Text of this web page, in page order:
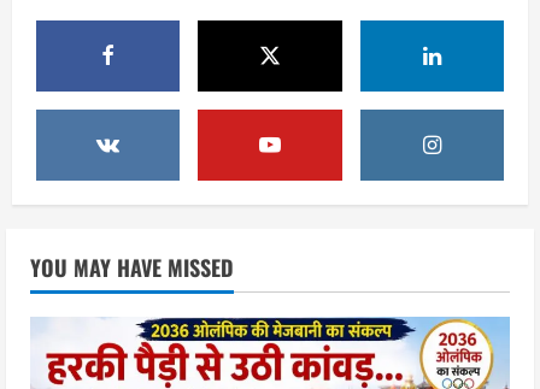
2
3
संतों के वायरल वीडियो पर अखाड़ा परिषद का
गुस्सा : अध्यक्ष बोले, AI की आड़ में बदनाम करने
वालों की अब खैर नहीं
August 9, 2026
4
गंगाजल लेकर इटावा निकलीं सुमन देवी,
अखिलेश यादव को CM बनाने का लिया संकल्प :
हरकी पैड़ी से जल लेकर पहुंचेंगी इटावा,
केदारेश्वर मंदिर में करेंगी जलाभिषेक
August 9, 2026
YOU MAY HAVE MISSED